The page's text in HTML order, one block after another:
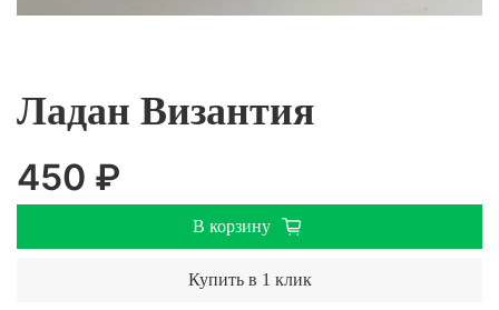
Ладан Византия
450 ₽
В корзину
Купить в 1 клик